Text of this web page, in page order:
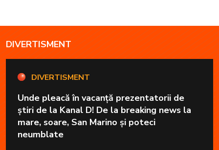
DIVERTISMENT
DIVERTISMENT
Unde pleacă în vacanță prezentatorii de
știri de la Kanal D! De la breaking news la
mare, soare, San Marino și poteci
neumblate